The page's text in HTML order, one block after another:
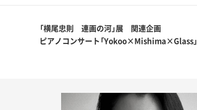
「横尾忠則 連画の河」展 関連企画
ピアノコンサート「Yokoo×Mishima×Glass」